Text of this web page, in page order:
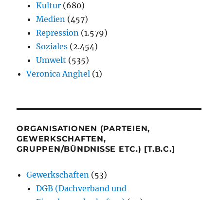
Kultur (680)
Medien (457)
Repression (1.579)
Soziales (2.454)
Umwelt (535)
Veronica Anghel (1)
ORGANISATIONEN (PARTEIEN,
GEWERKSCHAFTEN,
GRUPPEN/BÜNDNISSE ETC.) [T.B.C.]
Gewerkschaften (53)
DGB (Dachverband und